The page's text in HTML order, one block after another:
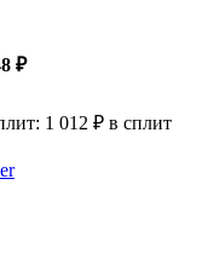
₽
1 012 ₽ в сплит